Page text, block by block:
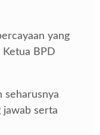
yang
BPD
seharusnya
jawab serta